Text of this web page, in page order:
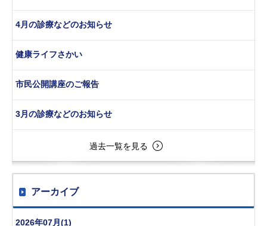
4月の診療などのお知らせ
健康ライフさかい
市民公開講座のご報告
3月の診療などのお知らせ
過去一覧を見る
アーカイブ
2026年07月(1)